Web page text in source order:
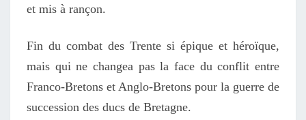
et mis à rançon.
Fin du combat des Trente si épique et héroïque,
mais qui ne changea pas la face du conflit entre
Franco-Bretons et Anglo-Bretons pour la guerre de
succession des ducs de Bretagne.